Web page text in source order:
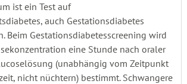
ist ein Test auf
auch Gestationsdiabetes
Beim Gestationsdiabetesscreening wird
eine Stunde nach oraler
(unabhängig vom Zeitpunkt
nicht nüchtern) bestimmt. Schwangere